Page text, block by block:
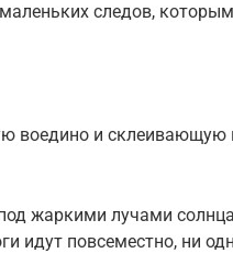
следов,
воедино и склеивающую
жаркими лучами
идут повсеместно, ни